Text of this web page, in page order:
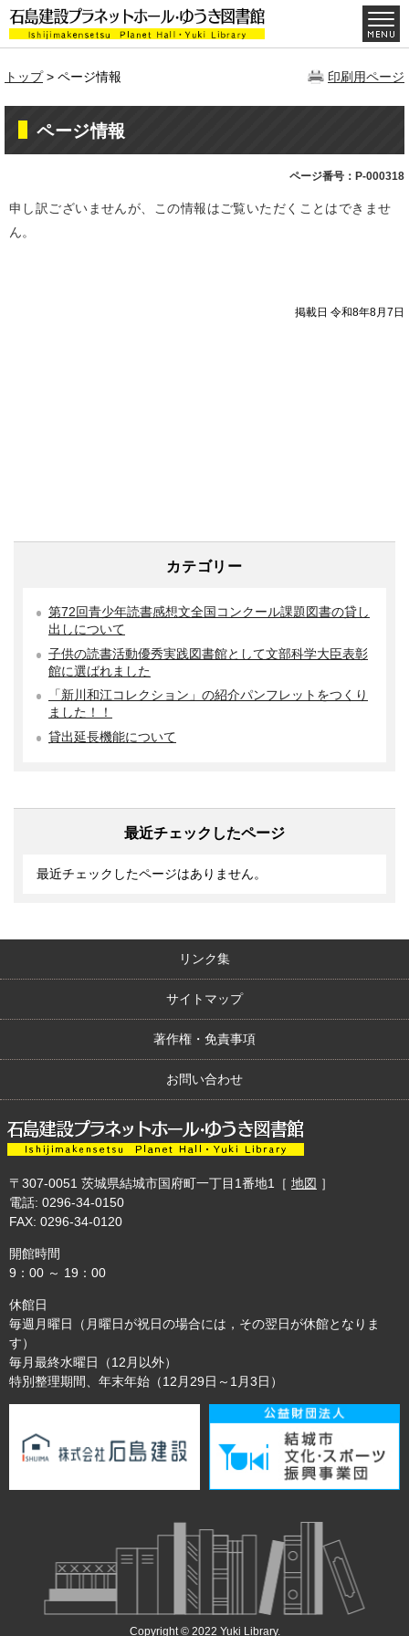
印刷用ページ
トップ> ページ情報
ページ情報
ページ番号：P-000318
申し訳ございませんが、この情報はご覧いただくことはできませ
ん。
掲載日 令和8年8月7日
カテゴリー
第72回青少年読書感想文全国コンクール課題図書の貸し
出しについて
子供の読書活動優秀実践図書館として文部科学大臣表彰
館に選ばれました
「新川和江コレクション」の紹介パンフレットをつくり
ました！！
貸出延長機能について
最近チェックしたページ
最近チェックしたページはありません。
リンク集
サイトマップ
著作権・免責事項
お問い合わせ
〒307-0051 茨城県結城市国府町一丁目1番地1 ［ 地図 ］
電話: 0296-34-0150
FAX: 0296-34-0120
開館時間
9：00 ～ 19：00
休館日
毎週月曜日（月曜日が祝日の場合には，その翌日が休館となりま
す）
毎月最終水曜日（12月以外）
特別整理期間、年末年始（12月29日～1月3日）
Copyright © 2022 Yuki Library.